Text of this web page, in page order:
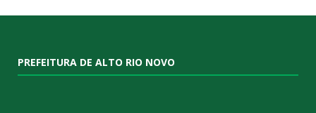
PREFEITURA DE ALTO RIO NOVO